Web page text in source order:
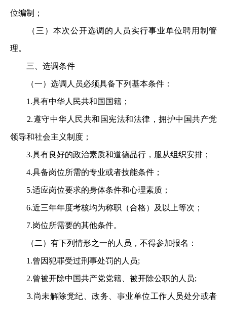
位编制；
（三）本次公开选调的人员实行事业单位聘用制管
理。
三、选调条件
（一）选调人员必须具备下列基本条件：
1.具有中华人民共和国国籍；
2.遵守中华人民共和国宪法和法律，拥护中国共产党
领导和社会主义制度；
3.具有良好的政治素质和道德品行，服从组织安排；
4.具备岗位所需的专业或者技能条件；
5.适应岗位要求的身体条件和心理素质；
6.近三年年度考核均为称职（合格）及以上等次；
7.岗位所需要的其他条件。
（二）有下列情形之一的人员，不得参加报名：
1.曾因犯罪受过刑事处罚的人员;
2.曾被开除中国共产党党籍、被开除公职的人员;
3.尚未解除党纪、政务、事业单位工作人员处分或者